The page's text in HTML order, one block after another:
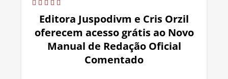
Editora Juspodivm e Cris Orzil
oferecem acesso grátis ao Novo
Manual de Redação Oficial
Comentado